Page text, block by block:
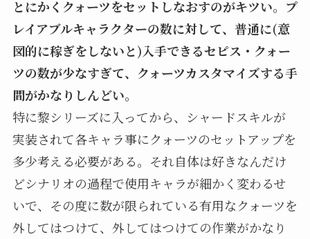
とにかくクォーツをセットしなおすのがキツい。プ
レイアブルキャラクターの数に対して、普通に(意
図的に稼ぎをしないと)入手できるセピス・クォー
ツの数が少なすぎて、クォーツカスタマイズする手
間がかなりしんどい。
特に黎シリーズに入ってから、シャードスキルが
実装されて各キャラ事にクォーツのセットアップを
多少考える必要がある。それ自体は好きなんだけ
どシナリオの過程で使用キャラが細かく変わるせ
いで、その度に数が限られている有用なクォーツを
外してはつけて、外してはつけての作業がかなり